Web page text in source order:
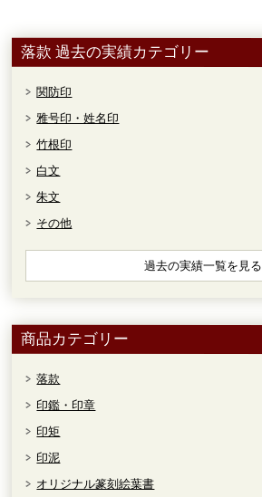
落款 過去の実績カテゴリー
関防印
雅号印・姓名印
竹根印
白文
朱文
その他
過去の実績一覧を見る
商品カテゴリー
落款
印鑑・印章
印矩
印泥
オリジナル篆刻絵葉書